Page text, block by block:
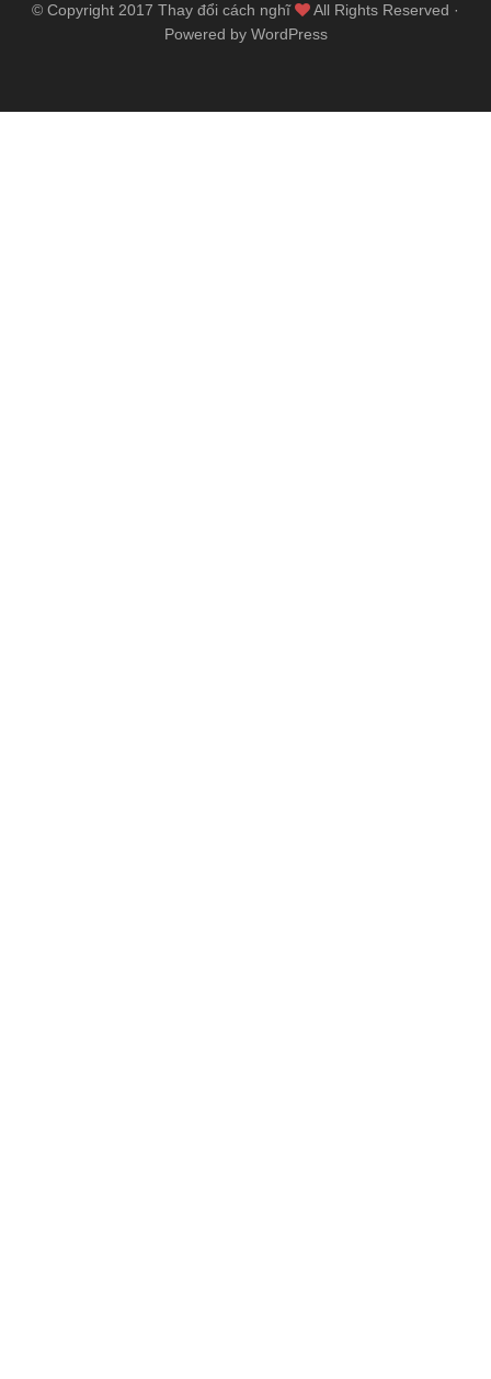
© Copyright 2017 Thay đổi cách nghĩ
All Rights Reserved ·
Powered by WordPress